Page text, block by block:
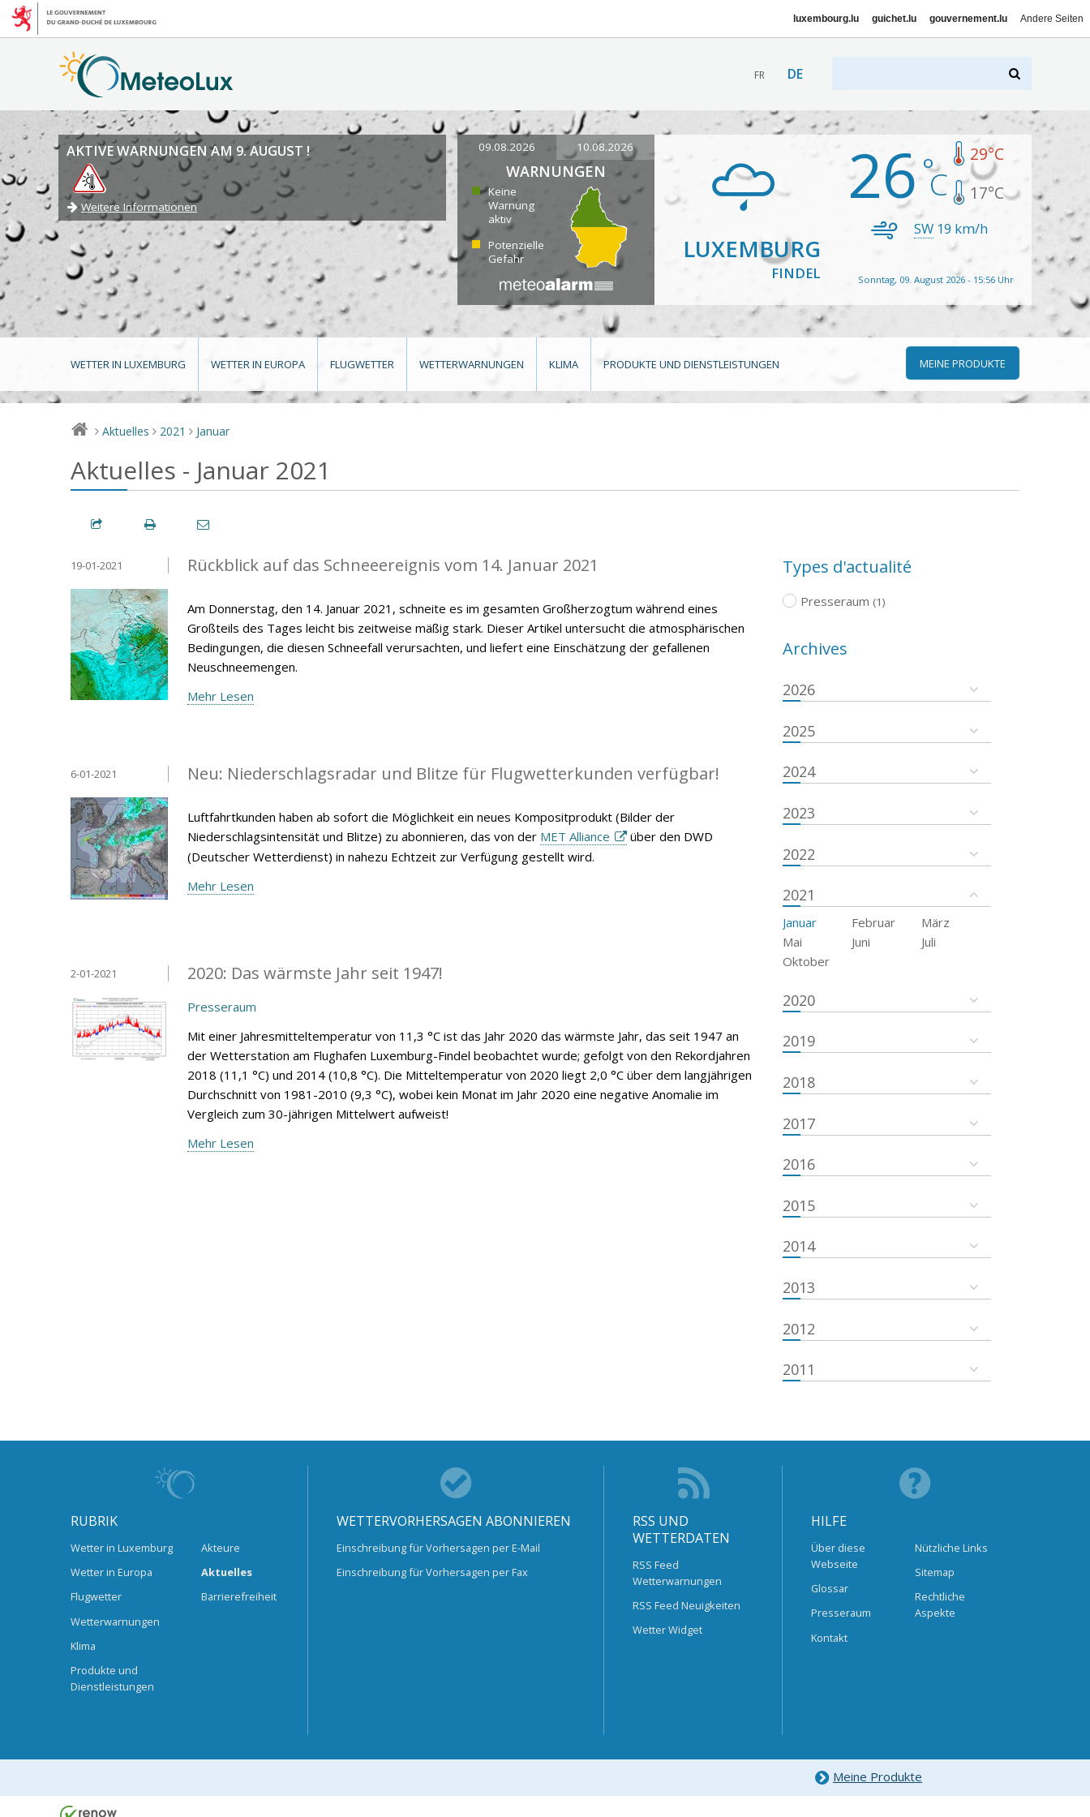
luxembourg.lu guichet.lu gouvernement.lu Andere Seiten
FR DE
AKTIVE WARNUNGEN AM 9. AUGUST !
Weitere Informationen
09.08.2026 10.08.2026
WARNUNGEN
Keine
Warnung
aktiv
Potenzielle
Gefahr
LUXEMBURG
FINDEL
26 29°C
17°C
SW 19 km/h
Sonntag, 09. August 2026 - 15:56 Uhr
WETTER IN LUXEMBURG WETTER IN EUROPA FLUGWETTER WETTERWARNUNGEN KLIMA PRODUKTE UND DIENSTLEISTUNGEN MEINE PRODUKTE
> Aktuelles > 2021 > Januar
Aktuelles - Januar 2021
Rückblick auf das Schneeereignis vom 14. Januar 2021
19-01-2021
Am Donnerstag, den 14. Januar 2021, schneite es im gesamten Großherzogtum während eines
Großteils des Tages leicht bis zeitweise mäßig stark. Dieser Artikel untersucht die atmosphärischen
Bedingungen, die diesen Schneefall verursachten, und liefert eine Einschätzung der gefallenen
Neuschneemengen.
Mehr Lesen
Neu: Niederschlagsradar und Blitze für Flugwetterkunden verfügbar!
6-01-2021
Luftfahrtkunden haben ab sofort die Möglichkeit ein neues Kompositprodukt (Bilder der
Niederschlagsintensität und Blitze) zu abonnieren, das von der MET Alliance
über den DWD
(Deutscher Wetterdienst) in nahezu Echtzeit zur Verfügung gestellt wird.
Mehr Lesen
2020: Das wärmste Jahr seit 1947!
2-01-2021
Presseraum
Mit einer Jahresmitteltemperatur von 11,3 °C ist das Jahr 2020 das wärmste Jahr, das seit 1947 an
der Wetterstation am Flughafen Luxemburg-Findel beobachtet wurde; gefolgt von den Rekordjahren
2018 (11,1 °C) und 2014 (10,8 °C). Die Mitteltemperatur von 2020 liegt 2,0 °C über dem langjährigen
Durchschnitt von 1981-2010 (9,3 °C), wobei kein Monat im Jahr 2020 eine negative Anomalie im
Vergleich zum 30-jährigen Mittelwert aufweist!
Mehr Lesen
Types d'actualité
Presseraum (1)
Archives
2026
2025
2024
2023
2022
2021
Januar Februar
März
Mai
Juni
Juli
Oktober
2020
2019
2018
2017
2016
2015
2014
2013
2012
2011
RUBRIK
Wetter in Luxemburg
Wetter in Europa
Flugwetter
Wetterwarnungen
Klima
Produkte und
Dienstleistungen
Akteure
Aktuelles
Barrierefreiheit
WETTERVORHERSAGEN ABONNIEREN
Einschreibung für Vorhersagen per E-Mail
Einschreibung für Vorhersagen per Fax
RSS UND
WETTERDATEN
RSS Feed
Wetterwarnungen
RSS Feed Neuigkeiten
Wetter Widget
HILFE
Über diese
Webseite
Glossar
Presseraum
Kontakt
Nützliche Links
Sitemap
Rechtliche
Aspekte
Meine Produkte